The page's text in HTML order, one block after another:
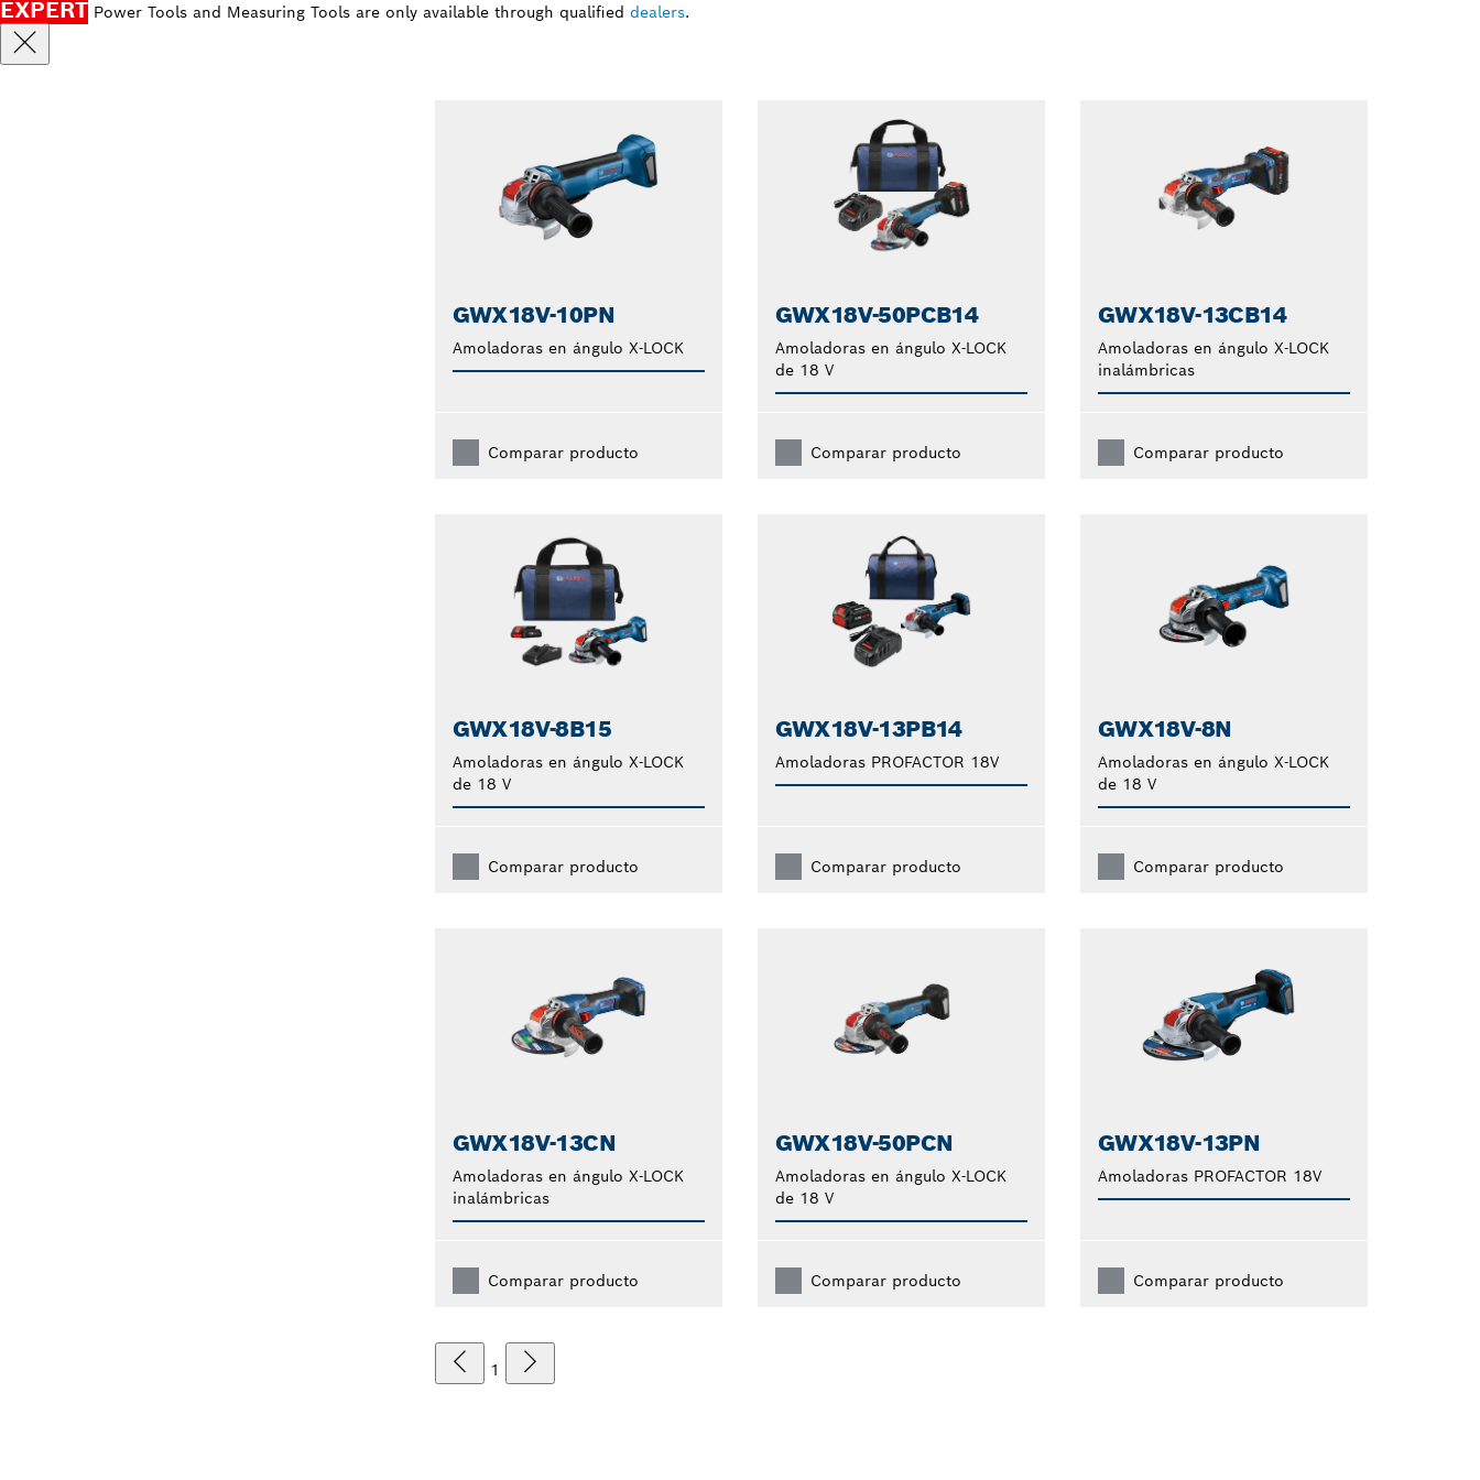
EXPERT Power Tools and Measuring Tools are only available through qualified dealers.
GWX18V-10PN
Amoladoras en ángulo X-LOCK
Comparar producto
GWX18V-50PCB14
Amoladoras en ángulo X-LOCK
de 18 V
Comparar producto
GWX18V-13CB14
Amoladoras en ángulo X-LOCK
inalámbricas
Comparar producto
GWX18V-8B15
Amoladoras en ángulo X-LOCK
de 18 V
Comparar producto
GWX18V-13PB14
Amoladoras PROFACTOR 18V
Comparar producto
GWX18V-8N
Amoladoras en ángulo X-LOCK
de 18 V
Comparar producto
GWX18V-13CN
Amoladoras en ángulo X-LOCK
inalámbricas
Comparar producto
GWX18V-50PCN
Amoladoras en ángulo X-LOCK
de 18 V
Comparar producto
GWX18V-13PN
Amoladoras PROFACTOR 18V
Comparar producto
1